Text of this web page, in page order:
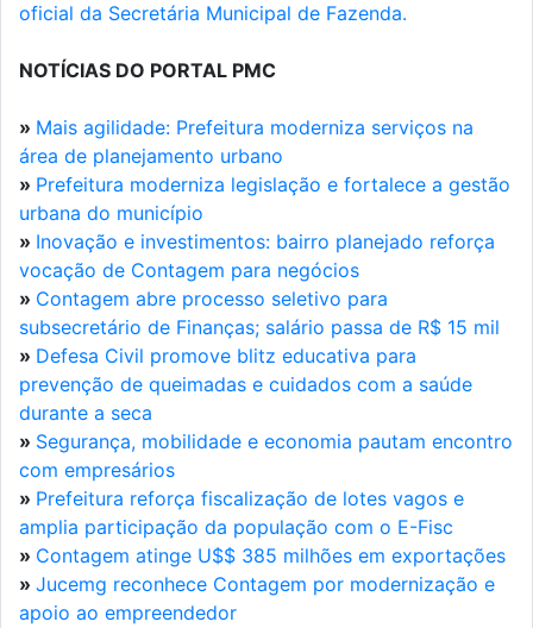
oficial da Secretária Municipal de Fazenda.
NOTÍCIAS DO PORTAL PMC
» Mais agilidade: Prefeitura moderniza serviços na
área de planejamento urbano
» Prefeitura moderniza legislação e fortalece a gestão
urbana do município
» Inovação e investimentos: bairro planejado reforça
vocação de Contagem para negócios
» Contagem abre processo seletivo para
subsecretário de Finanças; salário passa de R$ 15 mil
» Defesa Civil promove blitz educativa para
prevenção de queimadas e cuidados com a saúde
durante a seca
» Segurança, mobilidade e economia pautam encontro
com empresários
» Prefeitura reforça fiscalização de lotes vagos e
amplia participação da população com o E-Fisc
» Contagem atinge U$$ 385 milhões em exportações
» Jucemg reconhece Contagem por modernização e
apoio ao empreendedor